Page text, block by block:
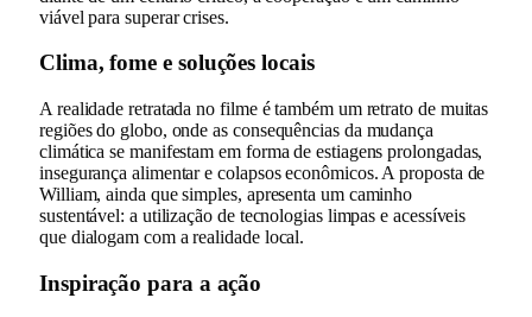
viável para superar crises.
Clima, fome e soluções locais
A realidade retratada no filme é também um retrato de muitas
regiões do globo, onde as consequências da mudança
climática se manifestam em forma de estiagens prolongadas,
insegurança alimentar e colapsos econômicos. A proposta de
William, ainda que simples, apresenta um caminho
sustentável: a utilização de tecnologias limpas e acessíveis
que dialogam com a realidade local.
Inspiração para a ação